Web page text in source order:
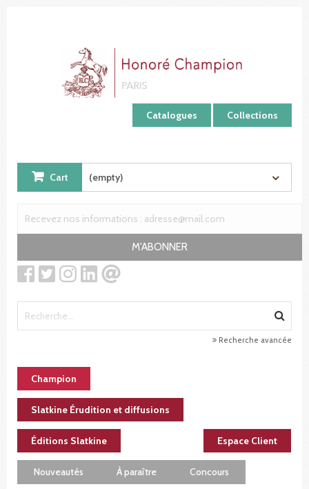
Catalogues Collections
Cart (empty)
M'ABONNER
Recherche avancée
Champion
Slatkine Érudition et diffusions
Éditions Slatkine Espace Client
Nouveautés À paraître Concours